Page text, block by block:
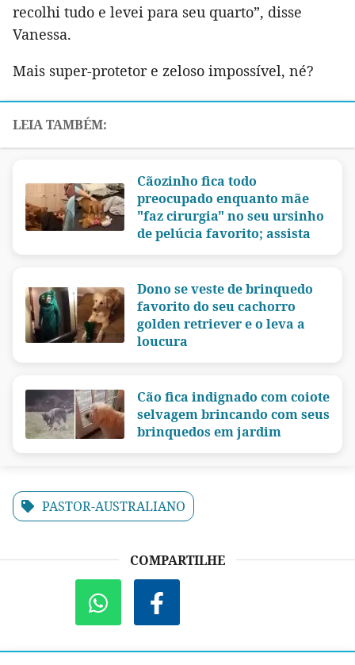
recolhi tudo e levei para seu quarto”, disse
Vanessa.
Mais super-protetor e zeloso impossível, né?
Cãozinho fica todo
preocupado enquanto mãe
"faz cirurgia" no seu ursinho
de pelúcia favorito; assista
Dono se veste de brinquedo
favorito do seu cachorro
golden retriever e o leva a
loucura
Cão fica indignado com coiote
selvagem brincando com seus
brinquedos em jardim
PASTOR-AUSTRALIANO
COMPARTILHE